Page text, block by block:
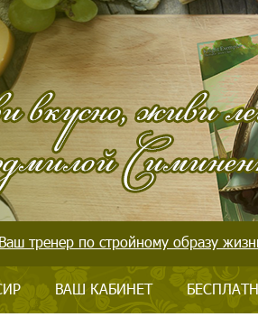
Ваш тренер по стройному образу
ВАШ КАБИНЕТ